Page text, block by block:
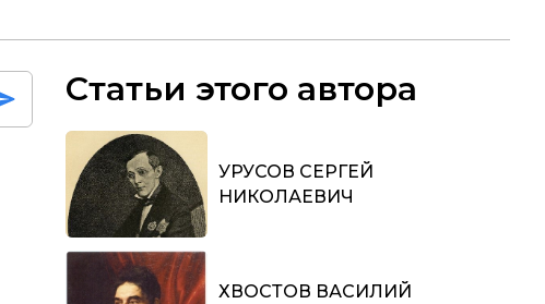
Статьи этого автора
УРУСОВ СЕРГЕЙ
НИКОЛАЕВИЧ
ХВОСТОВ ВАСИЛИЙ